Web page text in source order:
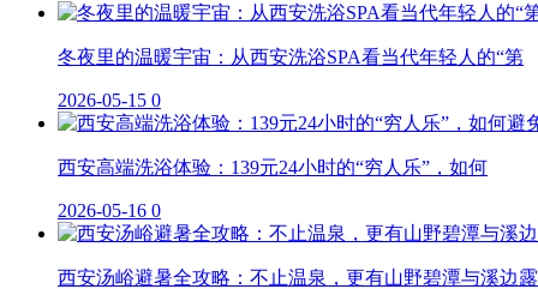
冬夜里的温暖宇宙：从西安洗浴SPA看当代年轻人的“第
2026-05-15 0
西安高端洗浴体验：139元24小时的“穷人乐”，如何
2026-05-16 0
西安汤峪避暑全攻略：不止温泉，更有山野碧潭与溪边